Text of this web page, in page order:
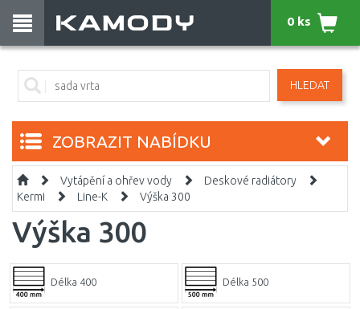
HLEDAT
0 ks
ZOBRAZIT NABÍDKU
Vytápění a ohřev vody
Deskové radiátory
Kermi
Line-K Výška 300
Výška 300
Délka 400 Délka 500